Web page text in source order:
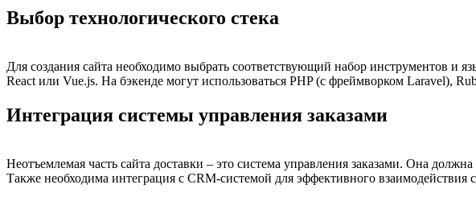
Выбор технологического стека
Для создания сайта необходимо выбрать соответствующий набор инструментов и
React или Vue.js. На бэкенде могут использоваться PHP (с фреймворком Laravel),
Интеграция системы управления заказами
Неотъемлемая часть сайта доставки – это система управления заказами. Она
Также необходима интеграция с CRM-системой для эффективного взаимодействия